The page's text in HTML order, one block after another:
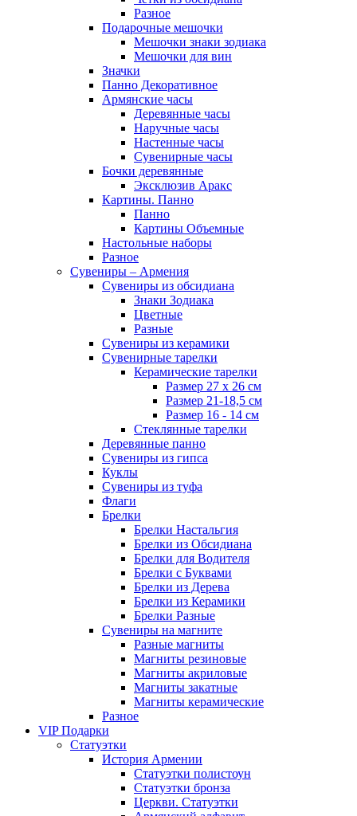
Разное
Подарочные мешочки
Мешочки знаки зодиака
Мешочки для вин
Значки
Панно Декоративное
Армянские часы
Деревянные часы
Наручные часы
Настенные часы
Сувенирные часы
Бочки деревянные
Эксклюзив Аракс
Картины. Панно
Панно
Картины Объемные
Настольные наборы
Разное
Сувениры – Армения
Сувениры из обсидиана
Знаки Зодиака
Цветные
Разные
Сувениры из керамики
Сувенирные тарелки
Керамические тарелки
Размер 27 х 26 см
Размер 21-18,5 см
Размер 16 - 14 см
Стеклянные тарелки
Деревянные панно
Сувениры из гипса
Куклы
Сувениры из туфа
Флаги
Брелки
Брелки Настальгия
Брелки из Обсидиана
Брелки для Водителя
Брелки с Буквами
Брелки из Дерева
Брелки из Керамики
Брелки Разные
Сувениры на магните
Разные магниты
Магниты резиновые
Магниты акриловые
Магниты закатные
Магниты керамические
Разное
VIP Подарки
Статуэтки
История Армении
Статуэтки полистоун
Статуэтки бронза
Церкви. Статуэтки